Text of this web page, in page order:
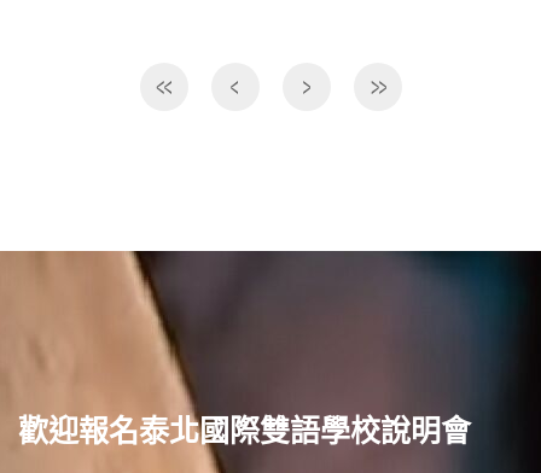
歡迎報名泰北國際雙語學校說明會